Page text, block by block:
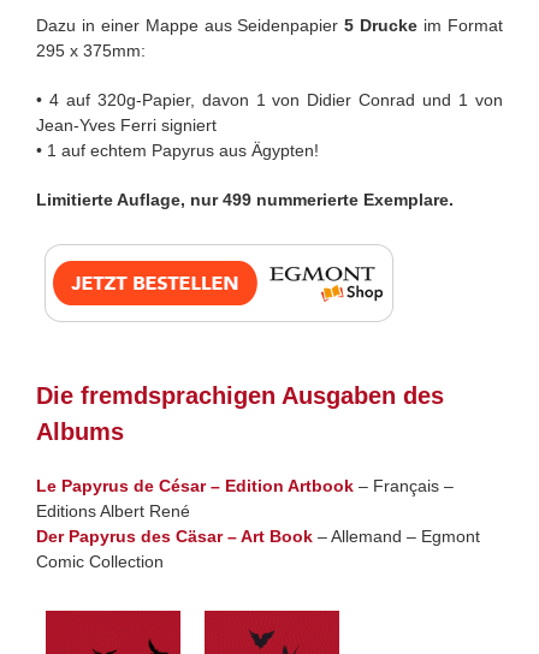
Dazu in einer Mappe aus Seidenpapier 5 Drucke im Format
295 x 375mm:
• 4 auf 320g-Papier, davon 1 von Didier Conrad und 1 von
Jean-Yves Ferri signiert
• 1 auf echtem Papyrus aus Ägypten!
Limitierte Auflage, nur 499 nummerierte Exemplare.
Die fremdsprachigen Ausgaben des
Albums
Le Papyrus de César – Edition Artbook – Français –
Editions Albert René
Der Papyrus des Cäsar – Art Book – Allemand – Egmont
Comic Collection